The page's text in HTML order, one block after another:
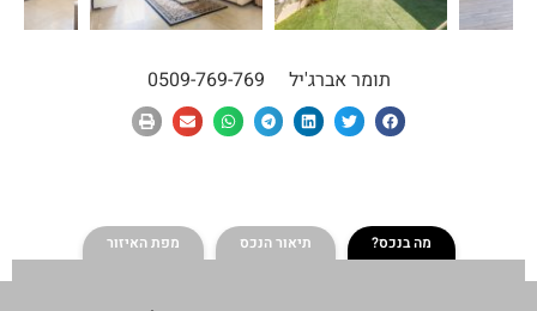
תומר אברג'יל 0509-769-769
מה בנכס? תיאור הנכס מפת האיזור